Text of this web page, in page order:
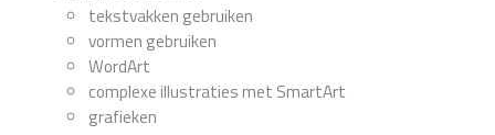
tekstvakken gebruiken
vormen gebruiken
WordArt
complexe illustraties met SmartArt
grafieken